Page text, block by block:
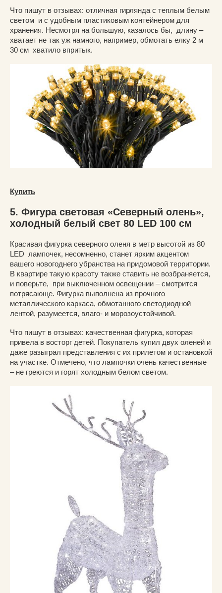
Что пишут в отзывах: отличная гирлянда с теплым белым
светом и с удобным пластиковым контейнером для
хранения. Несмотря на большую, казалось бы, длину –
хватает не так уж намного, например, обмотать елку 2 м
30 см хватило впритык.
Купить
5. Фигура световая «Северный олень»,
холодный белый свет 80 LED 100 см
Красивая фигурка северного оленя в метр высотой из 80
LED лампочек, несомненно, станет ярким акцентом
вашего новогоднего убранства на придомовой территории.
В квартире такую красоту также ставить не возбраняется,
и поверьте, при выключенном освещении – смотрится
потрясающе. Фигурка выполнена из прочного
металлического каркаса, обмотанного светодиодной
лентой, разумеется, влаго- и морозоустойчивой.
Что пишут в отзывах: качественная фигурка, которая
привела в восторг детей. Покупатель купил двух оленей и
даже разыграл представления с их прилетом и остановкой
на участке. Отмечено, что лампочки очень качественные
– не греются и горят холодным белом светом.